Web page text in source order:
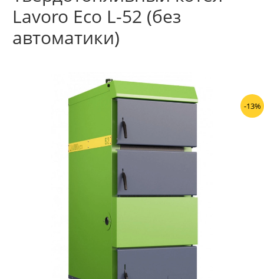
Lavoro Eco L-52 (без
автоматики)
-13%